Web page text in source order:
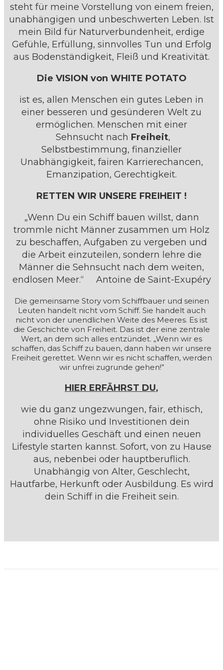
steht für meine Vorstellung von einem freien,
unabhängigen und unbeschwerten Leben. Ist
mein Bild für Naturverbundenheit, erdige
Gefühle, Erfüllung, sinnvolles Tun und Erfolg
aus Bodenständigkeit, Fleiß und Kreativität.
Die VISION von WHITE POTATO
ist es, allen Menschen ein gutes Leben in
einer besseren und gesünderen Welt zu
ermöglichen. Menschen mit einer
Sehnsucht nach Freiheit,
Selbstbestimmung, finanzieller
Unabhängigkeit, fairen Karrierechancen,
Emanzipation, Gerechtigkeit.
RETTEN WIR UNSERE FREIHEIT !
„Wenn Du ein Schiff bauen willst, dann
trommle nicht Männer zusammen um Holz
zu beschaffen, Aufgaben zu vergeben und
die Arbeit einzuteilen, sondern lehre die
Männer die Sehnsucht nach dem weiten,
endlosen Meer.“ Antoine de Saint-Exupéry
Die gemeinsame Story vom Schiffbauer und seinen
Leuten handelt nicht vom Schiff. Sie handelt auch
nicht von der unendlichen Weite des Meeres. Es ist
die Geschichte von Freiheit. Das ist der eine zentrale
Wert, an dem sich alles entzündet. „Wenn wir es
schaffen, das Schiff zu bauen, dann haben wir unsere
Freiheit gerettet. Wenn wir es nicht schaffen, werden
wir unfrei zugrunde gehen!”
HIER ERFÄHRST DU,
wie du ganz ungezwungen, fair, ethisch,
ohne Risiko und Investitionen dein
individuelles Geschäft und einen neuen
Lifestyle starten kannst. Sofort, von zu Hause
aus, nebenbei oder hauptberuflich.
Unabhängig von Alter, Geschlecht,
Hautfarbe, Herkunft oder Ausbildung. Es wird
dein Schiff in die Freiheit sein.